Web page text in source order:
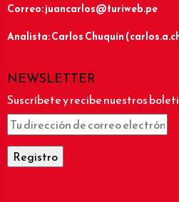
Correo: juancarlos@turiweb.pe
Analista: Carlos Chuquín
NEWSLETTER
Suscríbete y recibe nuestros